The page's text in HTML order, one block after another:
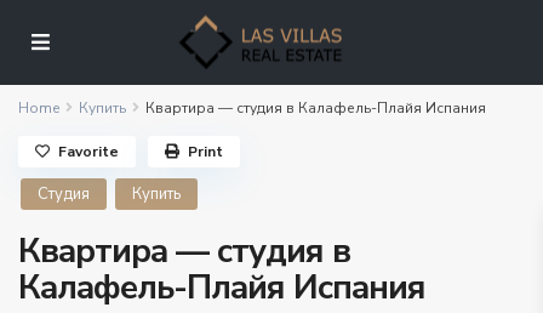
Home Купить Квартира — студия в Калафель-Плайя Испания
Студия Купить
Квартира — студия в
Калафель-Плайя Испания
Favorite Print